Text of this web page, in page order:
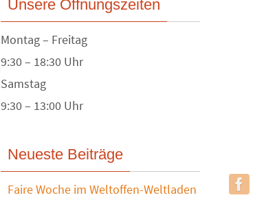
Unsere Öffnungszeiten
Montag – Freitag
9:30 – 18:30 Uhr
Samstag
9:30 – 13:00 Uhr
Neueste Beiträge
Faire Woche im Weltoffen-Weltladen